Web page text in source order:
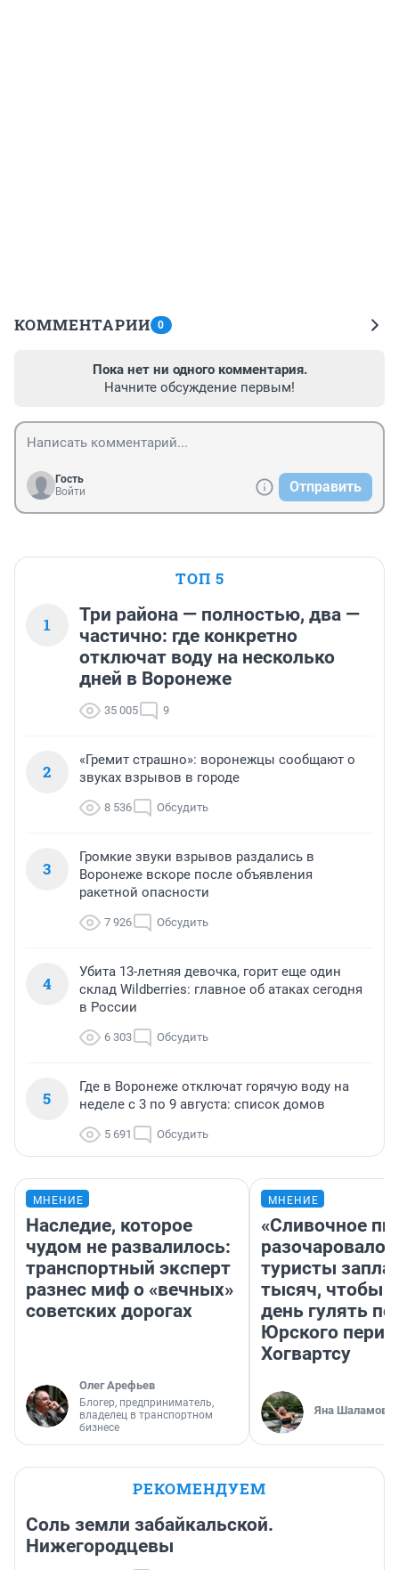
КОММЕНТАРИИ 0
Пока нет ни одного комментария.
Начните обсуждение первым!
Гость
Войти
Отправить
ТОП 5
1
Три района — полностью, два —
частично: где конкретно
отключат воду на несколько
дней в Воронеже
35 005 9
2
«Гремит страшно»: воронежцы сообщают о
звуках взрывов в городе
8 536 Обсудить
3
Громкие звуки взрывов раздались в
Воронеже вскоре после объявления
ракетной опасности
7 926 Обсудить
4
Убита 13-летняя девочка, горит еще один
склад Wildberries: главное об атаках сегодня
в России
6 303 Обсудить
5
Где в Воронеже отключат горячую воду на
неделе с 3 по 9 августа: список домов
5 691 Обсудить
МНЕНИЕ
Наследие, которое
чудом не развалилось:
транспортный эксперт
разнес миф о «вечных»
советских дорогах
Олег Арефьев
Блогер, предприниматель,
владелец в транспортном
бизнесе
МНЕНИЕ
«Сливочное
разочаровало»:
туристы
тысяч, чтобы
день гулять по
Юрского
Хогвартсу
Яна Шаламова
РЕКОМЕНДУЕМ
Соль земли забайкальской.
Нижегородцевы